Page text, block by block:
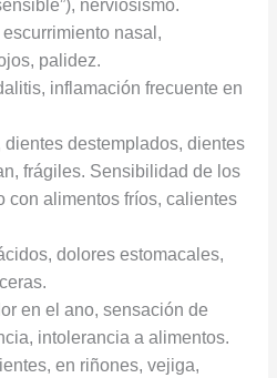
nerviosismo.
nasal,
palidez.
inflamación frecuente en
dientes destemplados, dientes
frágiles. Sensibilidad de los
con alimentos fríos, calientes
dolores estomacales,
en el ano, sensación de
intolerancia a alimentos.
en riñones, vejiga,